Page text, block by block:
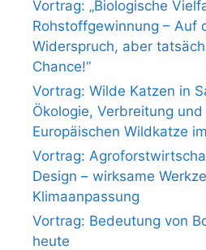
Vortrag: „Biologische
Rohstoffgewinnung – Auf
Widerspruch, aber
Chance!“
Vortrag: Wilde Katzen in
Ökologie, Verbreitung
Europäischen Wildkatze
Vortrag:
Design – wirksame
Klimaanpassung
Vortrag: Bedeutung von
heute